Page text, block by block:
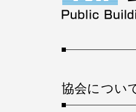
協会につい